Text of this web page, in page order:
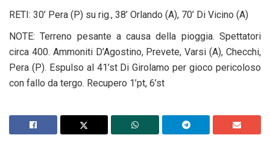
RETI: 30’ Pera (P) su rig., 38’ Orlando (A), 70’ Di Vicino (A)
NOTE: Terreno pesante a causa della pioggia. Spettatori
circa 400. Ammoniti D’Agostino, Prevete, Varsi (A), Checchi,
Pera (P). Espulso al 41’st Di Girolamo per gioco pericoloso
con fallo da tergo. Recupero 1’pt, 6’st